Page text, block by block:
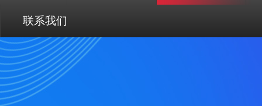
联系我们